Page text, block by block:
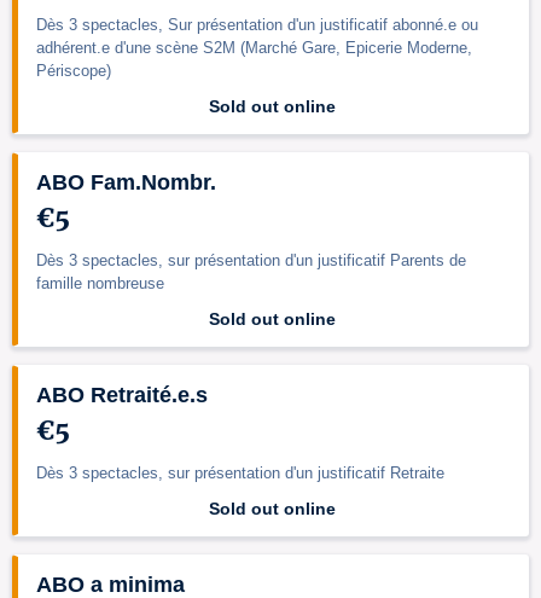
Dès 3 spectacles, Sur présentation d'un justificatif abonné.e ou
adhérent.e d'une scène S2M (Marché Gare, Epicerie Moderne,
Périscope)
Sold out online
ABO Fam.Nombr.
€5
Dès 3 spectacles, sur présentation d'un justificatif Parents de
famille nombreuse
Sold out online
ABO Retraité.e.s
€5
Dès 3 spectacles, sur présentation d'un justificatif Retraite
Sold out online
ABO a minima